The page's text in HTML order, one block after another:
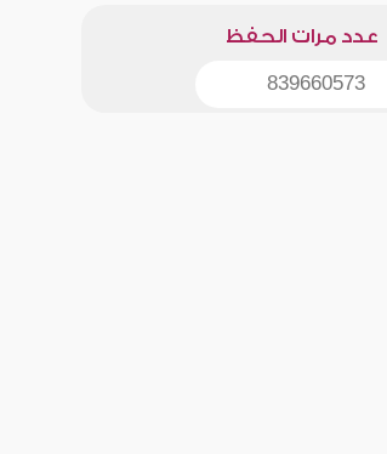
عدد مرات الحفظ
839660573